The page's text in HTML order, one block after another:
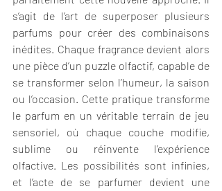
s’agit de l’art de superposer plusieurs
parfums pour créer des combinaisons
inédites. Chaque fragrance devient alors
une pièce d’un puzzle olfactif, capable de
se transformer selon l’humeur, la saison
ou l’occasion. Cette pratique transforme
le parfum en un véritable terrain de jeu
sensoriel, où chaque couche modifie,
sublime ou réinvente l’expérience
olfactive. Les possibilités sont infinies,
et l’acte de se parfumer devient une